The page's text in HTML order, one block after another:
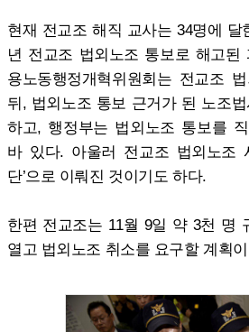
현재 전교조 해직 교사는 34명에 달
년 전교조 법외노조 통보로 해고된
용노동행정개혁위원회는 전교조
뒤, 법외노조 통보 근거가 된 노조
하고, 행정부는 법외노조 통보를
바 있다. 아울러 전교조 법외노조
단’으로 이뤄진 것이기도 하다.
한편 전교조는 11월 9일 약 3천 명
열고 법외노조 취소를 요구할 계획